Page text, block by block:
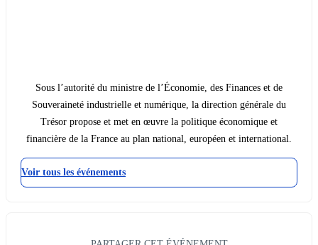
Sous l’autorité du ministre de l’Économie, des Finances et de
Souveraineté industrielle et numérique, la direction générale du
Trésor propose et met en œuvre la politique économique et
financière de la France au plan national, européen et international.
Voir tous les événements